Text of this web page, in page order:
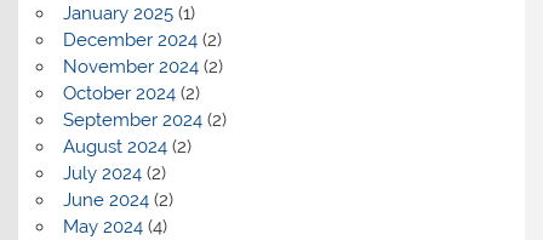
January 2025(1)
December 2024(2)
November 2024(2)
October 2024(2)
September 2024(2)
August 2024(2)
July 2024(2)
June 2024(2)
May 2024(4)